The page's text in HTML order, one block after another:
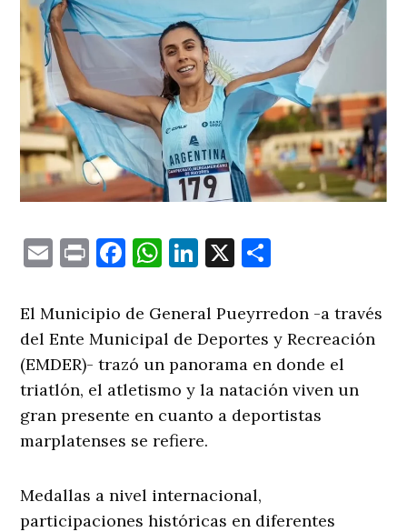
EmailPrintFacebook
WhatsApp
LinkedIn
X
El Municipio de General Pueyrredon -a través
del Ente Municipal de Deportes y Recreación
(EMDER)- trazó un panorama en donde el
triatlón, el atletismo y la natación viven un
gran presente en cuanto a deportistas
marplatenses se refiere.
Medallas a nivel internacional,
participaciones históricas en diferentes